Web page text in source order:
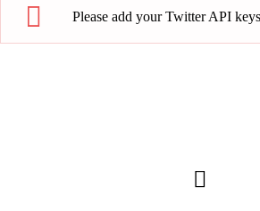
Please add your Twitter API